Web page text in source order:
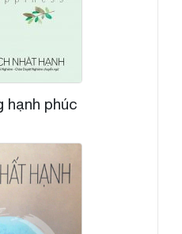
hạnh phúc